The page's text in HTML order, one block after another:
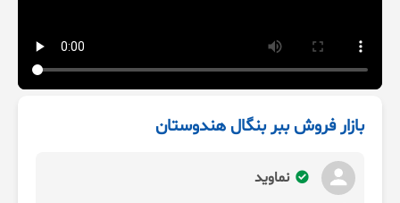
بازار فروش ببر بنگال هندوستان
نماوید